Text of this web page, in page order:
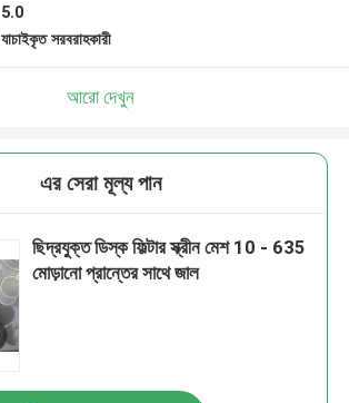
5.0
যাচাইকৃত সরবরাহকারী
আরো দেখুন
এর সেরা মূল্য পান
ছিদ্রযুক্ত ডিস্ক ফিল্টার স্ক্রীন মেশ 10 - 635
মোড়ানো প্রান্তের সাথে জাল